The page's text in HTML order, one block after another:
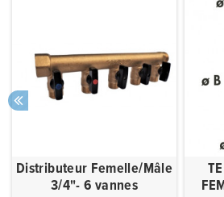
Distributeur Femelle/Mâle
3/4"- 6 vannes